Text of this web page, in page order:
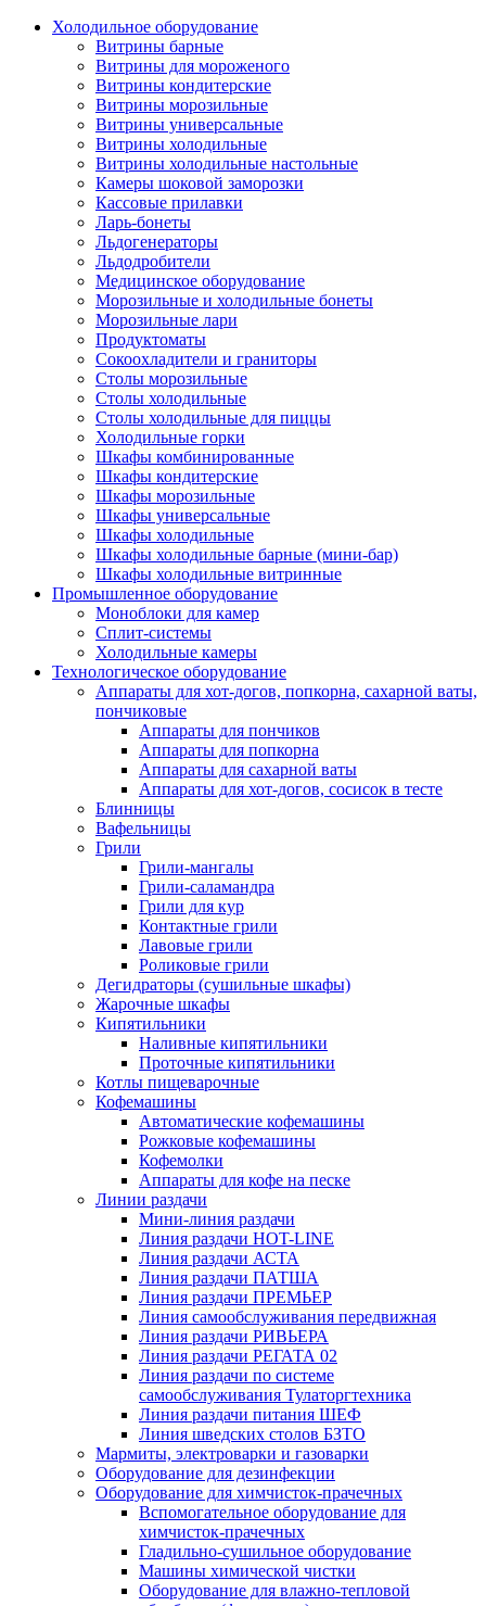
Холодильное оборудование
Витрины барные
Витрины для мороженого
Витрины кондитерские
Витрины морозильные
Витрины универсальные
Витрины холодильные
Витрины холодильные настольные
Камеры шоковой заморозки
Кассовые прилавки
Ларь-бонеты
Льдогенераторы
Льдодробители
Медицинское оборудование
Морозильные и холодильные бонеты
Морозильные лари
Продуктоматы
Сокоохладители и граниторы
Столы морозильные
Столы холодильные
Столы холодильные для пиццы
Холодильные горки
Шкафы комбинированные
Шкафы кондитерские
Шкафы морозильные
Шкафы универсальные
Шкафы холодильные
Шкафы холодильные барные (мини-бар)
Шкафы холодильные витринные
Промышленное оборудование
Моноблоки для камер
Сплит-системы
Холодильные камеры
Технологическое оборудование
Аппараты для хот-догов, попкорна, сахарной ваты,
пончиковые
Аппараты для пончиков
Аппараты для попкорна
Аппараты для сахарной ваты
Аппараты для хот-догов, сосисок в тесте
Блинницы
Вафельницы
Грили
Грили-мангалы
Грили-саламандра
Грили для кур
Контактные грили
Лавовые грили
Роликовые грили
Дегидраторы (сушильные шкафы)
Жарочные шкафы
Кипятильники
Наливные кипятильники
Проточные кипятильники
Котлы пищеварочные
Кофемашины
Автоматические кофемашины
Рожковые кофемашины
Кофемолки
Аппараты для кофе на песке
Линии раздачи
Мини-линия раздачи
Линия раздачи HOT-LINE
Линия раздачи АСТА
Линия раздачи ПАТША
Линия раздачи ПРЕМЬЕР
Линия самообслуживания передвижная
Линия раздачи РИВЬЕРА
Линия раздачи РЕГАТА 02
Линия раздачи по системе
самообслуживания Тулаторгтехника
Линия раздачи питания ШЕФ
Линия шведских столов БЗТО
Мармиты, электроварки и газоварки
Оборудование для дезинфекции
Оборудование для химчисток-прачечных
Вспомогательное оборудование для
химчисток-прачечных
Гладильно-сушильное оборудование
Машины химической чистки
Оборудование для влажно-тепловой